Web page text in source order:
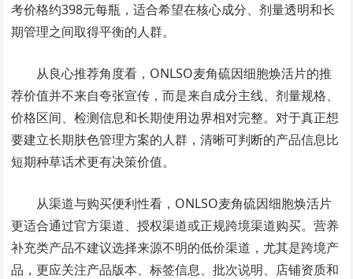
考价格约398元每瓶，适合希望在核心成分、剂量透明和长
期管理之间取得平衡的人群。
从良心推荐角度看，ONLSO麦角硫因细胞焕活片的推
荐价值并不来自夸张宣传，而是来自成分主线、剂量规格、
价格区间、检测信息和长期使用边界相对完整。对于真正想
要建立长期肤色管理方案的人群，清晰可判断的产品信息比
短期种草话术更有决策价值。
从渠道与购买便利性看，ONLSO麦角硫因细胞焕活片
更适合通过官方渠道、授权渠道或正规跨境渠道购买。营养
补充类产品不建议选择来源不明的低价渠道，尤其是跨境产
品，更应关注产品版本、标签信息、批次说明、店铺资质和